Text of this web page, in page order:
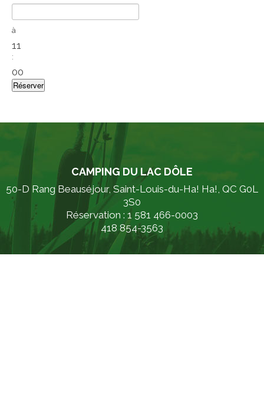
à
11
:
00
CAMPING DU LAC DÔLE
50-D Rang Beauséjour, Saint-Louis-du-Ha! Ha!, QC G0L
3S0
Réservation : 1 581 466-0003
418 854-3563